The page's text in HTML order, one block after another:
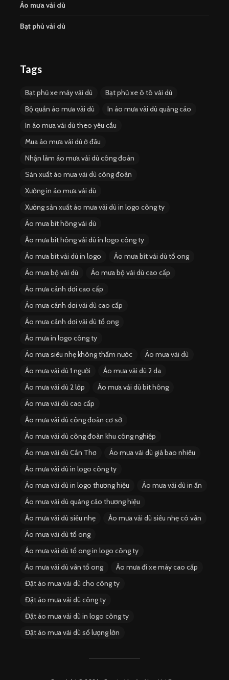
Áo mưa vải dù
Bạt phủ vải dù
Tags
Bạt phủ xe máy vải dù
Bạt phủ xe ô tô vải dù
Bộ quần áo mưa vải dù
In áo mưa vải dù quảng cáo
In áo mưa vải dù theo yêu cầu
Mua áo mưa vải dù ở đâu
Nhận làm áo mưa vải dù công đoàn
Sản xuất áo mưa vải dù công đoàn
Xưởng in áo mưa vải dù
Xưởng sản xuất áo mưa vải dù in logo công ty
Áo mưa bít hông vải dù
Áo mưa bít hông vải dù in logo công ty
Áo mưa bít vải dù in logo
Áo mưa bít vải dù tổ ong
Áo mưa bộ vải dù
Áo mưa bộ vải dù cao cấp
Áo mưa cánh dơi cao cấp
Áo mưa cánh dơi vải dù cao cấp
Áo mưa cánh dơi vải dù tổ ong
Áo mưa in logo công ty
Áo mưa siêu nhẹ không thấm nước
Áo mưa vải dù
Áo mưa vải dù 1 người
Áo mưa vải dù 2 da
Áo mưa vải dù 2 lớp
Áo mưa vải dù bít hông
Áo mưa vải dù cao cấp
Áo mưa vải dù công đoàn cơ sở
Áo mưa vải dù công đoàn khu công nghiệp
Áo mưa vải dù Cần Thơ
Áo mưa vải dù giá bao nhiêu
Áo mưa vải dù in logo công ty
Áo mưa vải dù in logo thương hiệu
Áo mưa vải dù in ấn
Áo mưa vải dù quảng cáo thương hiệu
Áo mưa vải dù siêu nhẹ
Áo mưa vải dù siêu nhẹ có vân
Áo mưa vải dù tổ ong
Áo mưa vải dù tổ ong in logo công ty
Áo mưa vải dù vân tổ ong
Áo mưa đi xe máy cao cấp
Đặt áo mưa vải dù cho công ty
Đặt áo mưa vải dù công ty
Đặt áo mưa vải dù in logo công ty
Đặt áo mưa vải dù số lượng lớn